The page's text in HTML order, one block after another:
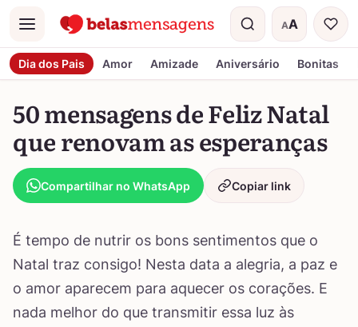
Menu AA
Tamanho do
Dia dos Pais Amor Amizade Aniversário Bonitas
50 mensagens de Feliz Natal
que renovam as esperanças
Compartilhar no WhatsApp Copiar link
É tempo de nutrir os bons sentimentos que o
Natal traz consigo! Nesta data a alegria, a paz e
o amor aparecem para aquecer os corações. E
nada melhor do que transmitir essa luz às